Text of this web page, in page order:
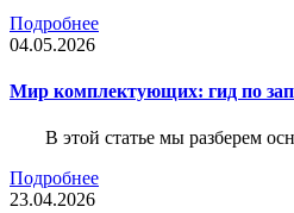
Подробнее
04.05.2026
Мир комплектующих: гид по
В этой статье мы разберем
Подробнее
23.04.2026